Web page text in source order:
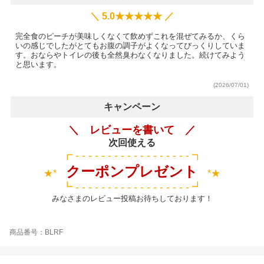
＼ 5.0★★★★★ ／
完全食のピーチが美味しくなくて飲めずこれを混ぜてみるか、くら
いの感じでしたがとてもお腹の調子がよくなってびっくりしていま
す。おならやトイレの後も全然臭わなくなりました。続けてみよう
と思います。
(2026/07/01)
キャンペーン
＼ レビューを書いて ／
次回使える
┏ - - - - - - - - - - - - - - - - - - ┓
★* クーポンプレゼント *★
┗ - - - - - - - - - - - - - - - - - - ┛
みなさまのレビュー投稿お待ちしております！
商品番号：BLRF